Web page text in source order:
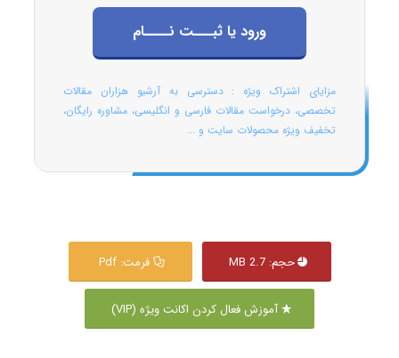
ورود یا ثبـــت نــــام
مزایای اشتراک ویژه : دسترسی به آرشیو هزاران مقالات
تخصصی، درخواست مقالات فارسی و انگلیسی، مشاوره رایگان،
تخفیف ویژه محصولات سایت و ...
حجم: 2.7 MB فرمت: Pdf
آموزش فعال کردن اکانت ویژه (VIP)